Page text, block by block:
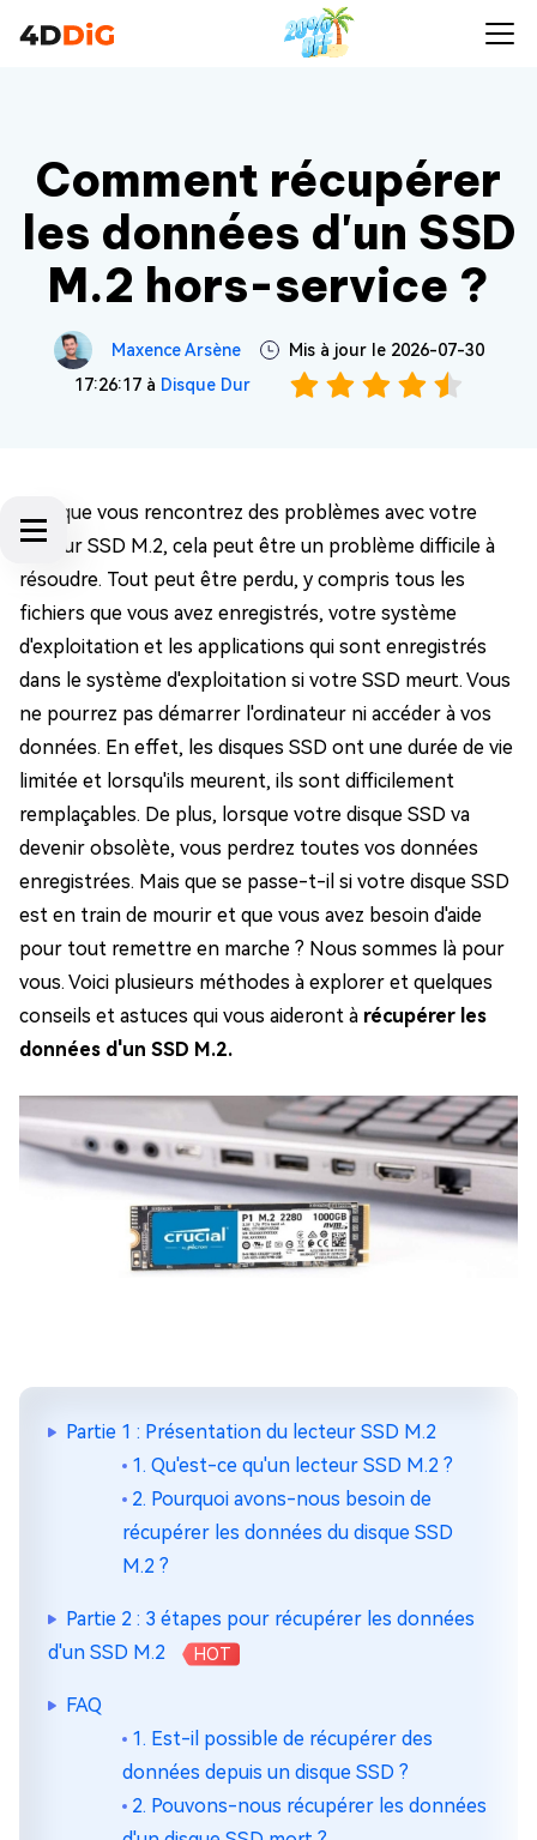
Comment récupérer
les données d'un SSD
M.2 hors-service ?
Maxence Arsène
Mis à jour le 2026-07-30
17:26:17 à Disque Dur
Lorsque vous rencontrez des problèmes avec votre
lecteur SSD M.2, cela peut être un problème difficile à
résoudre. Tout peut être perdu, y compris tous les
fichiers que vous avez enregistrés, votre système
d'exploitation et les applications qui sont enregistrés
dans le système d'exploitation si votre SSD meurt. Vous
ne pourrez pas démarrer l'ordinateur ni accéder à vos
données. En effet, les disques SSD ont une durée de vie
limitée et lorsqu'ils meurent, ils sont difficilement
remplaçables. De plus, lorsque votre disque SSD va
devenir obsolète, vous perdrez toutes vos données
enregistrées. Mais que se passe-t-il si votre disque SSD
est en train de mourir et que vous avez besoin d'aide
pour tout remettre en marche ? Nous sommes là pour
vous. Voici plusieurs méthodes à explorer et quelques
conseils et astuces qui vous aideront à récupérer les
données d'un SSD M.2.
Partie 1 : Présentation du lecteur SSD M.2
1. Qu'est-ce qu'un lecteur SSD M.2 ?
2. Pourquoi avons-nous besoin de
récupérer les données du disque SSD
M.2 ?
Partie 2 : 3 étapes pour récupérer les données
d'un SSD M.2
HOT
FAQ
1. Est-il possible de récupérer des
données depuis un disque SSD ?
2. Pouvons-nous récupérer les données